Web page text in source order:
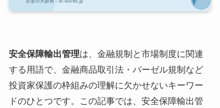
安全保障輸出管理は、金融規制と市場制度に関連
する用語で、金融商品取引法・バーゼル規制など
投資家保護の枠組みの理解に欠かせないキーワー
ドのひとつです。この記事では、安全保障輸出管